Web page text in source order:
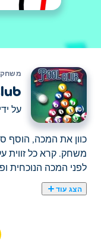
על ידי
כוון את המכה, הוסף
משחק. קרא כל זווית
לפני המכה הנוכחית
הצג עוד